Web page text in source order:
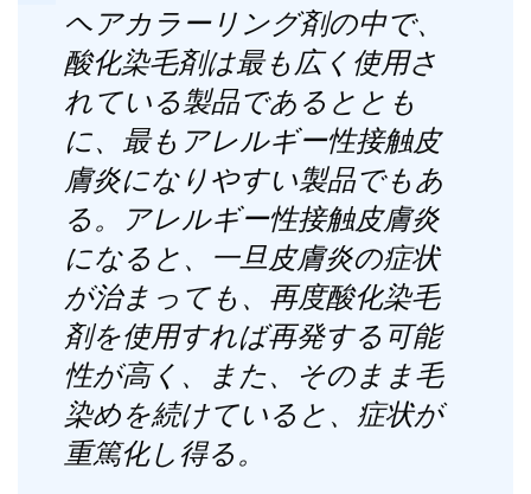
ヘアカラーリング剤の中で、
酸化染毛剤は最も広く使用さ
れている製品であるととも
に、最もアレルギー性接触皮
膚炎になりやすい製品でもあ
る。アレルギー性接触皮膚炎
になると、一旦皮膚炎の症状
が治まっても、再度酸化染毛
剤を使用すれば再発する可能
性が高く、また、そのまま毛
染めを続けていると、症状が
重篤化し得る。